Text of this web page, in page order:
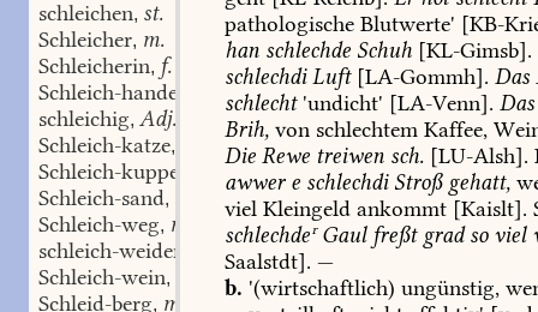
schleichen, st.
Schleicher, m.
Schleicherin, f.
Schleich-handel
schleichig, Adj.
Schleich-katze,
Schleich-kuppe
Schleich-sand,
Schleich-weg, m.
schleich-weiden
schw.
Schleich-wein,
Schleid-berg, m.
pathologische Blutwerte' [KB-
han schlechde Schuh [KL-Gimsb].
schlechdiLuft[LA-Gommh]. Das
schlecht'undicht' [LA-Venn]. Das
Brih, von schlechtem Kaffee,
Die Rewe treiwen sch. [LU-Alsh].
awwere schlechdiStroßgehatt,
viel Kleingeld ankommt [Kaislt].
schlechdeʳGaulfreßtgradsoviel
Saalstdt]. —
b. '(wirtschaftlich) ungünstig,